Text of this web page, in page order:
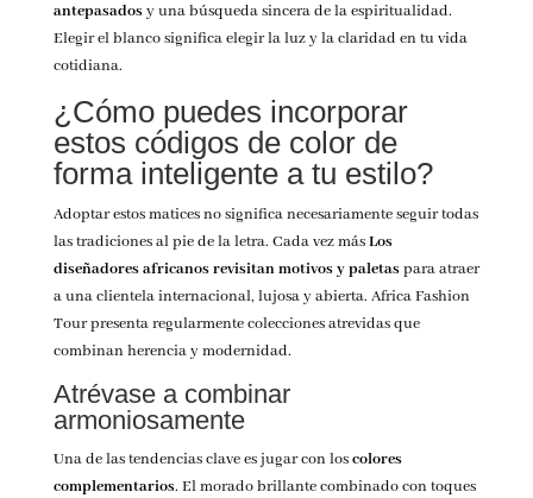
antepasadosy una búsqueda sincera de la espiritualidad.
Elegir el blanco significa elegir la luz y la claridad en tu vida
cotidiana.
¿Cómo puedes incorporar
estos códigos de color de
forma inteligente a tu estilo?
Adoptar estos matices no significa necesariamente seguir todas
las tradiciones al pie de la letra. Cada vez másLos
diseñadores africanos revisitan motivos y paletaspara atraer
a una clientela internacional, lujosa y abierta. Africa Fashion
Tour presenta regularmente colecciones atrevidas que
combinan herencia y modernidad.
Atrévase a combinar
armoniosamente
Una de las tendencias clave es jugar con loscolores
complementarios. El morado brillante combinado con toques